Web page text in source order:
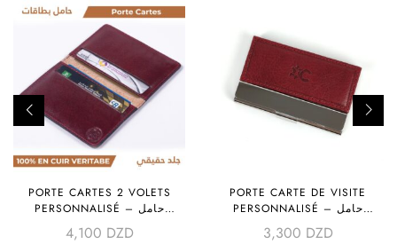
PORTE CARTES 2 VOLETS
PERSONNALISÉ – حامل
بطاقات
4,100 DZD
PORTE CARTE DE VISITE
PERSONNALISÉ – حامل
بطاقات زيارة
3,300 DZD